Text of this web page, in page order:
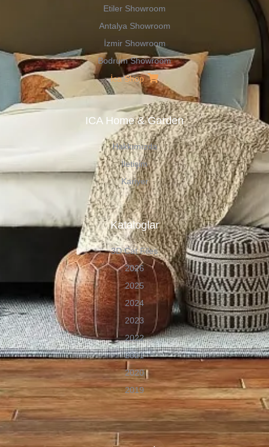
Etiler Showroom
Antalya Showroom
İzmir Showroom
Bodrum Showroom
İca Shop
ICA Home & Garden
Hakkımızda
İletişim
Kariyer
Kataloglar
3D Cat Files
2026
2025
2024
2023
2022
2021
2020
2019